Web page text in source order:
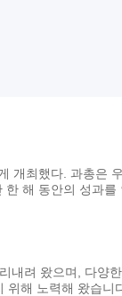
개최했다. 과총은
해 동안의 성과를
내려 왔으며, 다양
위해 노력해 왔습니